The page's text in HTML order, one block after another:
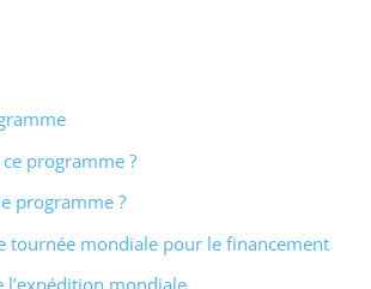
ce programme ?
programme ?
tournée mondiale pour le financement